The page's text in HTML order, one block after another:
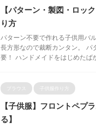
【パターン・製図・ロッ
り方
パターン不要で作れる子供用バ
長方形なので裁断カンタン。 パ
要！ ハンドメイドをはじめたば
子供服作り方
【子供服】フロントペプ
る】